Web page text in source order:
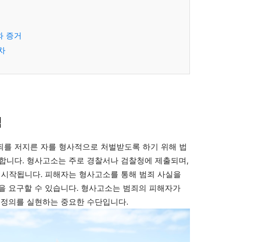
증거
저지른 자를 형사적으로 처벌받도록 하기 위해 법
니다. 형사고소는 주로 경찰서나 검찰청에 제출되며,
작됩니다. 피해자는 형사고소를 통해 범죄 사실을
요구할 수 있습니다. 형사고소는 범죄의 피해자가
의를 실현하는 중요한 수단입니다.